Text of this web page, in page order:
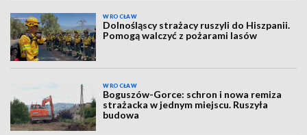
WROCŁAW
Dolnośląscy strażacy ruszyli do Hiszpanii.
Pomogą walczyć z pożarami lasów
WROCŁAW
Boguszów-Gorce: schron i nowa remiza
strażacka w jednym miejscu. Ruszyła
budowa